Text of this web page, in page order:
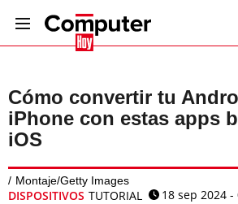
Cómo convertir tu
iPhone con estas apps
iOS
Montaje/Getty Images
DISPOSITIVOS TUTORIAL
18 sep 2024 -